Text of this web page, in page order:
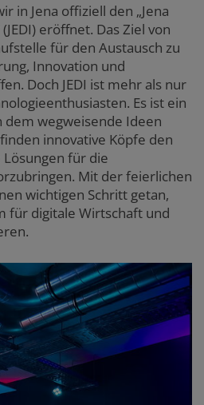
in Jena offiziell den „Jena
eröffnet. Das Ziel von
für den Austausch zu
Innovation und
Doch JEDI ist mehr als nur
Es ist ein
wegweisende Ideen
innovative Köpfe den
für die
Mit der feierlichen
wichtigen Schritt getan,
für digitale Wirtschaft und